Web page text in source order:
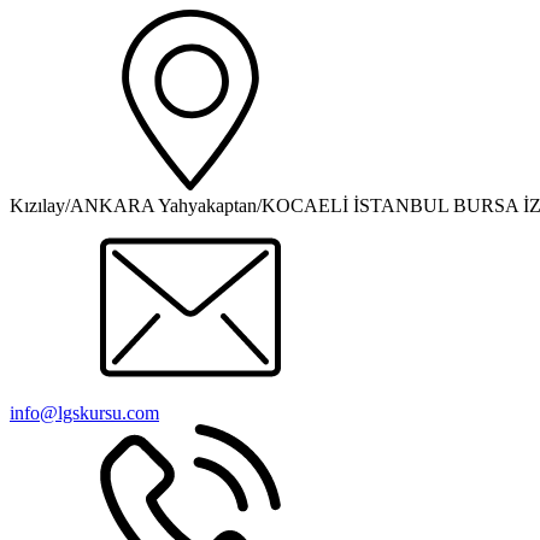
Kızılay/ANKARA Yahyakaptan/KOCAELİ İSTANBUL BURSA
info@lgskursu.com